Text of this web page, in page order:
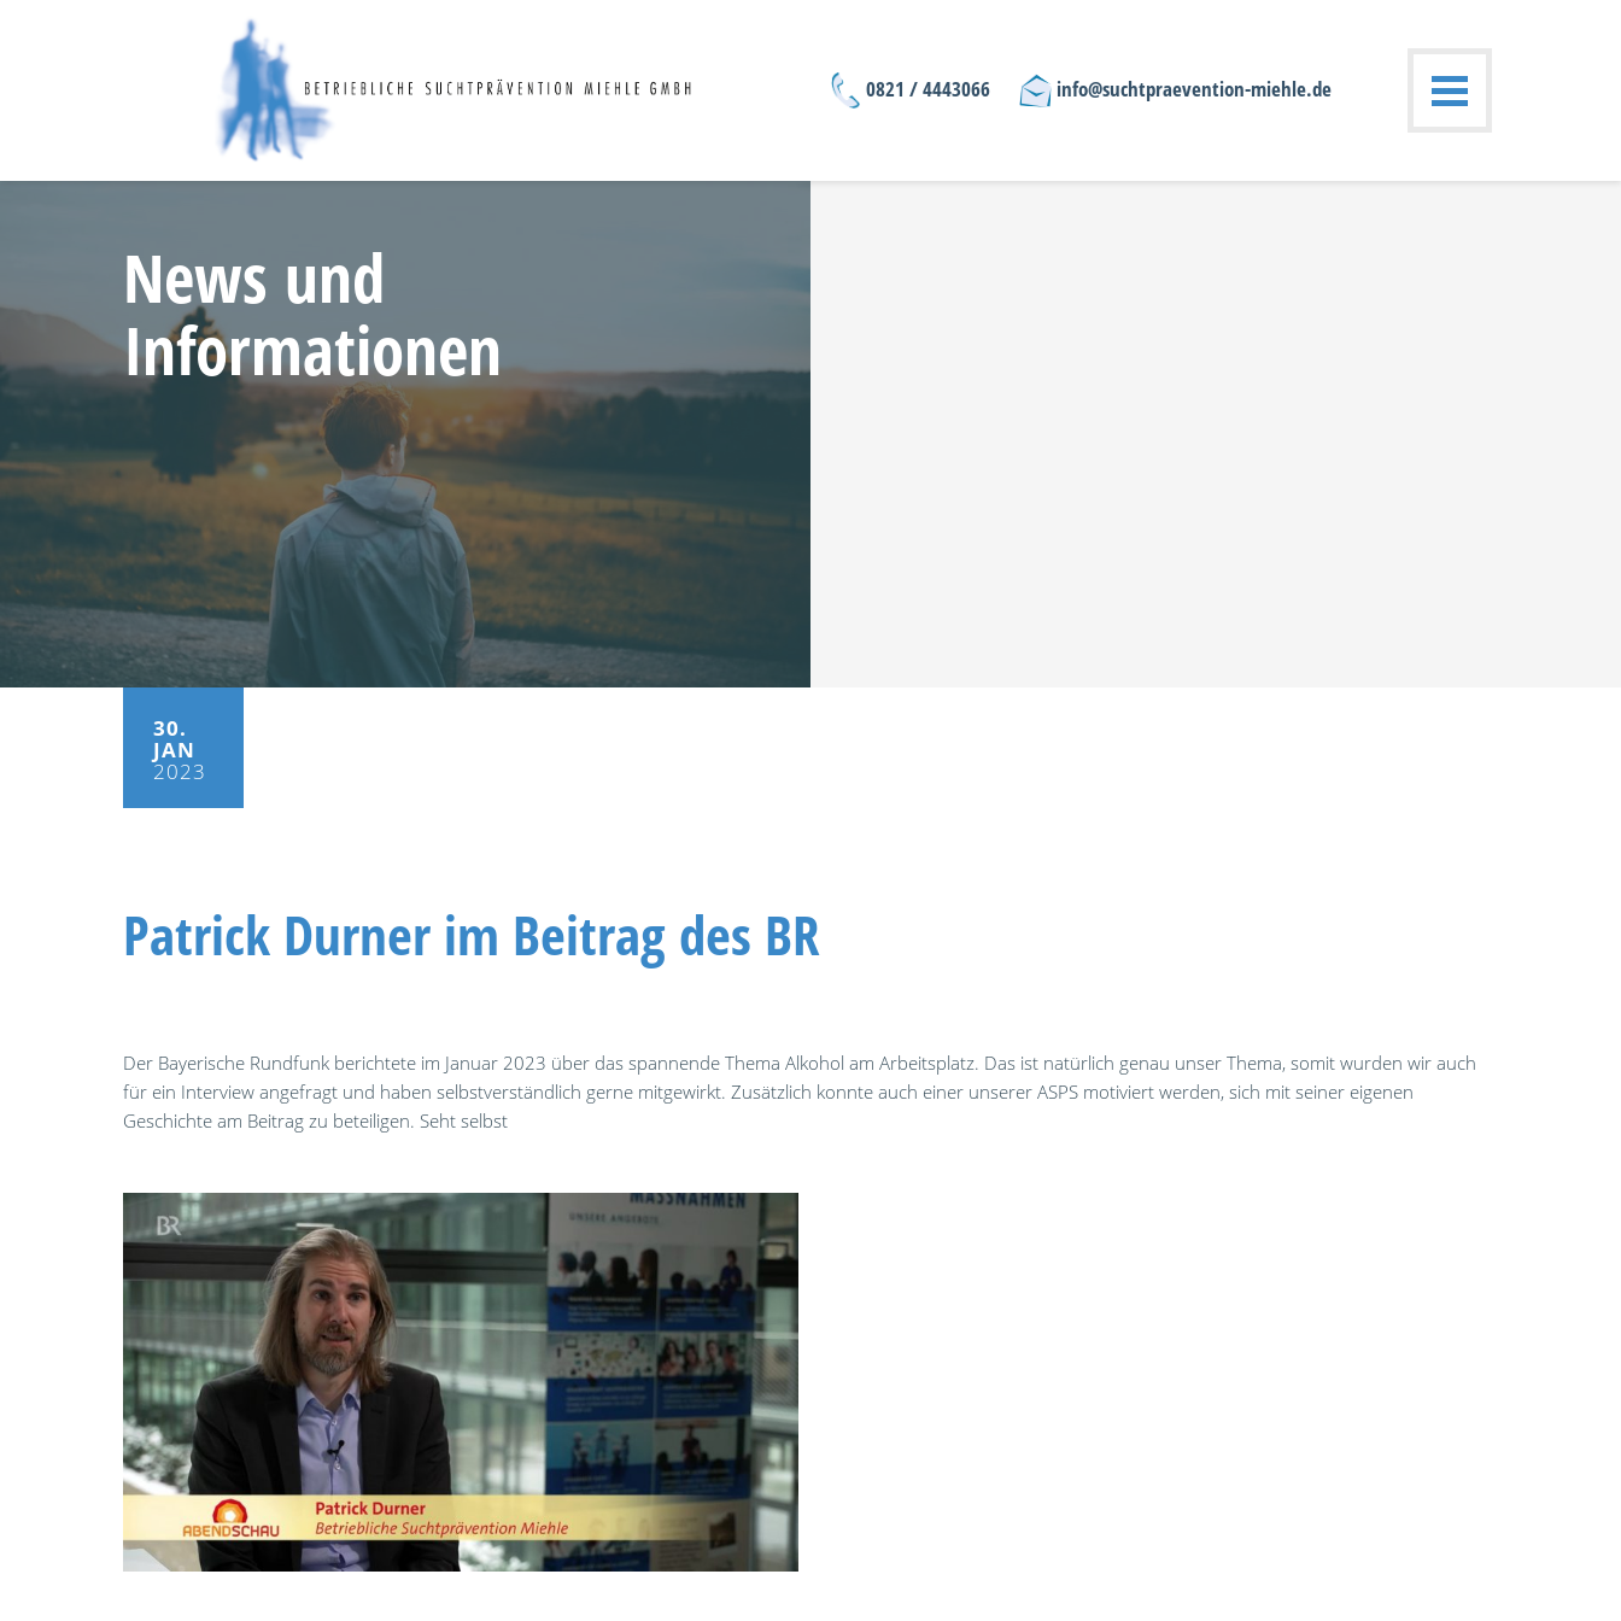
0821 / 4443066 info@suchtpraevention-miehle.de
News und
Informationen
30.
JAN
2023
Patrick Durner im Beitrag des BR
Der Bayerische Rundfunk berichtete im Januar 2023 über das spannende Thema Alkohol am Arbeitsplatz. Das ist natürlich genau unser Thema, somit wurden wir auch
für ein Interview angefragt und haben selbstverständlich gerne mitgewirkt. Zusätzlich konnte auch einer unserer ASPS motiviert werden, sich mit seiner eigenen
Geschichte am Beitrag zu beteiligen. Seht selbst